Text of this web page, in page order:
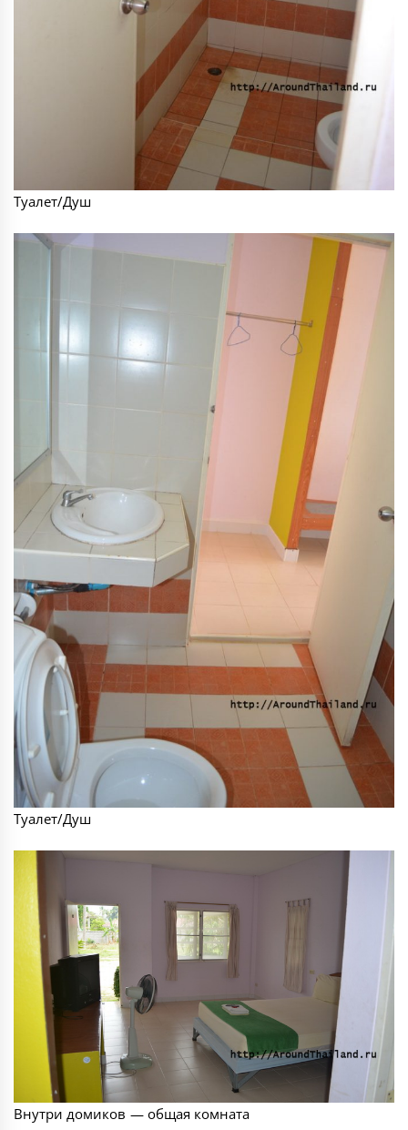
Туалет/Душ
Туалет/Душ
Внутри домиков — общая комната